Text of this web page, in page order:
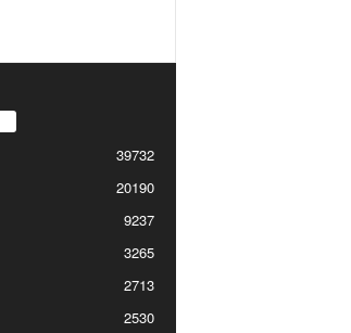
39732
20190
9237
3265
2713
2530